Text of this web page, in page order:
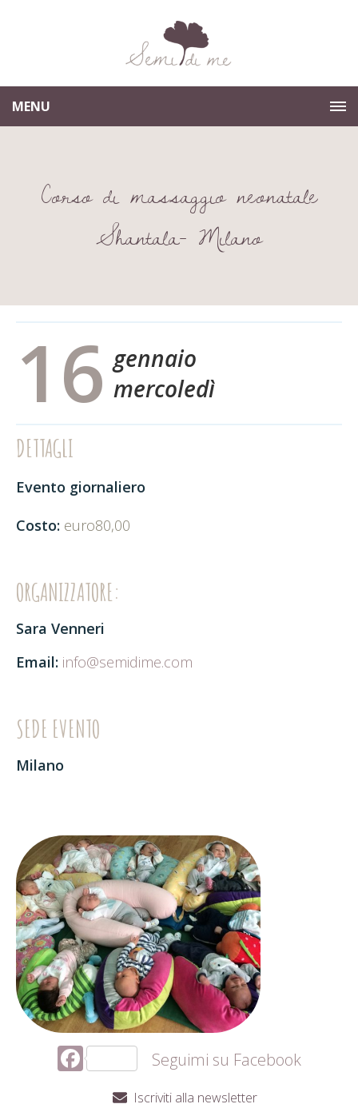
MENU
Corso di massaggio neonatale
Shantala- Milano
16 gennaio
mercoledì
DETTAGLI
Evento giornaliero
Costo: euro80,00
ORGANIZZATORE:
Sara Venneri
Email: info@semidime.com
SEDE EVENTO
Milano
FacebookSeguimi su Facebook
Iscriviti alla newsletter